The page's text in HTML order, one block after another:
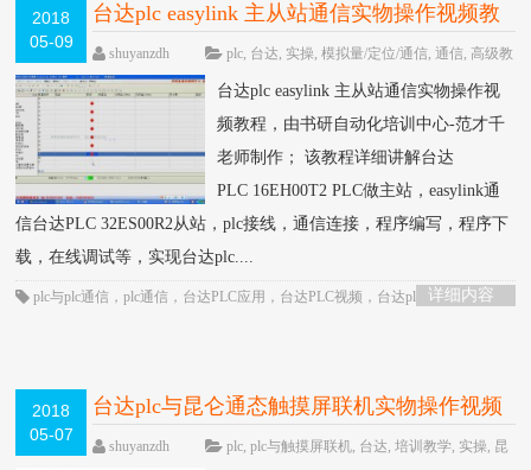
2018
05-09
台达plc easylink 主从站通信实物操作视频教
程-书研自动化培训中心制作 HOT
shuyanzdh plc, 台达, 实操,模拟量/定位/通信,通信,高级教
程
围观1416次
台达plc easylink 主从站通信实物操作视
频教程，由书研自动化培训中心-范才千
老师制作； 该教程详细讲解台达
PLC 16EH00T2 PLC做主站，easylink通
信台达PLC 32ES00R2从站，plc接线，通信连接，程序编写，程序下
载，在线调试等，实现台达plc....
详细内容
plc与plc通信 ，plc通信 ， 台达PLC应用 ， 台达PLC视频 ， 台达plc通信 ，通信
2018
05-07
台达plc与昆仑通态触摸屏联机实物操作视频
教程-书研自动化培训中心制作
HOT
shuyanzdh plc,plc与触摸屏联机, 台达,培训教学, 实操, 昆